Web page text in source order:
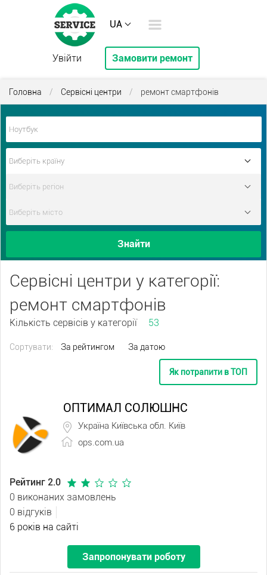
UA
Увійти Замовити ремонт
Головна / Сервісні центри / ремонт смартфонів
Знайти
Сервісні центри у категорії:
ремонт смартфонів
Кількість сервісів у категорії 53
Сортувати: За рейтингом За датою
Як потрапити в ТОП
ОПТИМАЛ СОЛЮШНС
Україна Київська обл. Київ
ops.com.ua
Рейтинг 2.0
0 виконаних замовлень
0 відгуків
6 років на сайті
Запропонувати роботу